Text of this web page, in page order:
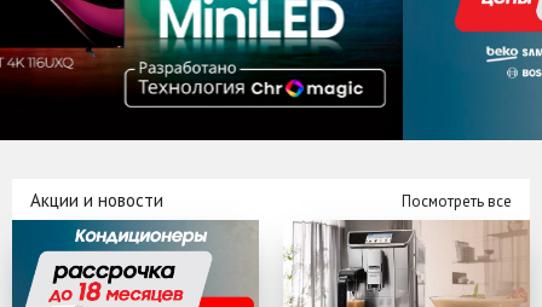
Акции и новости Посмотреть все